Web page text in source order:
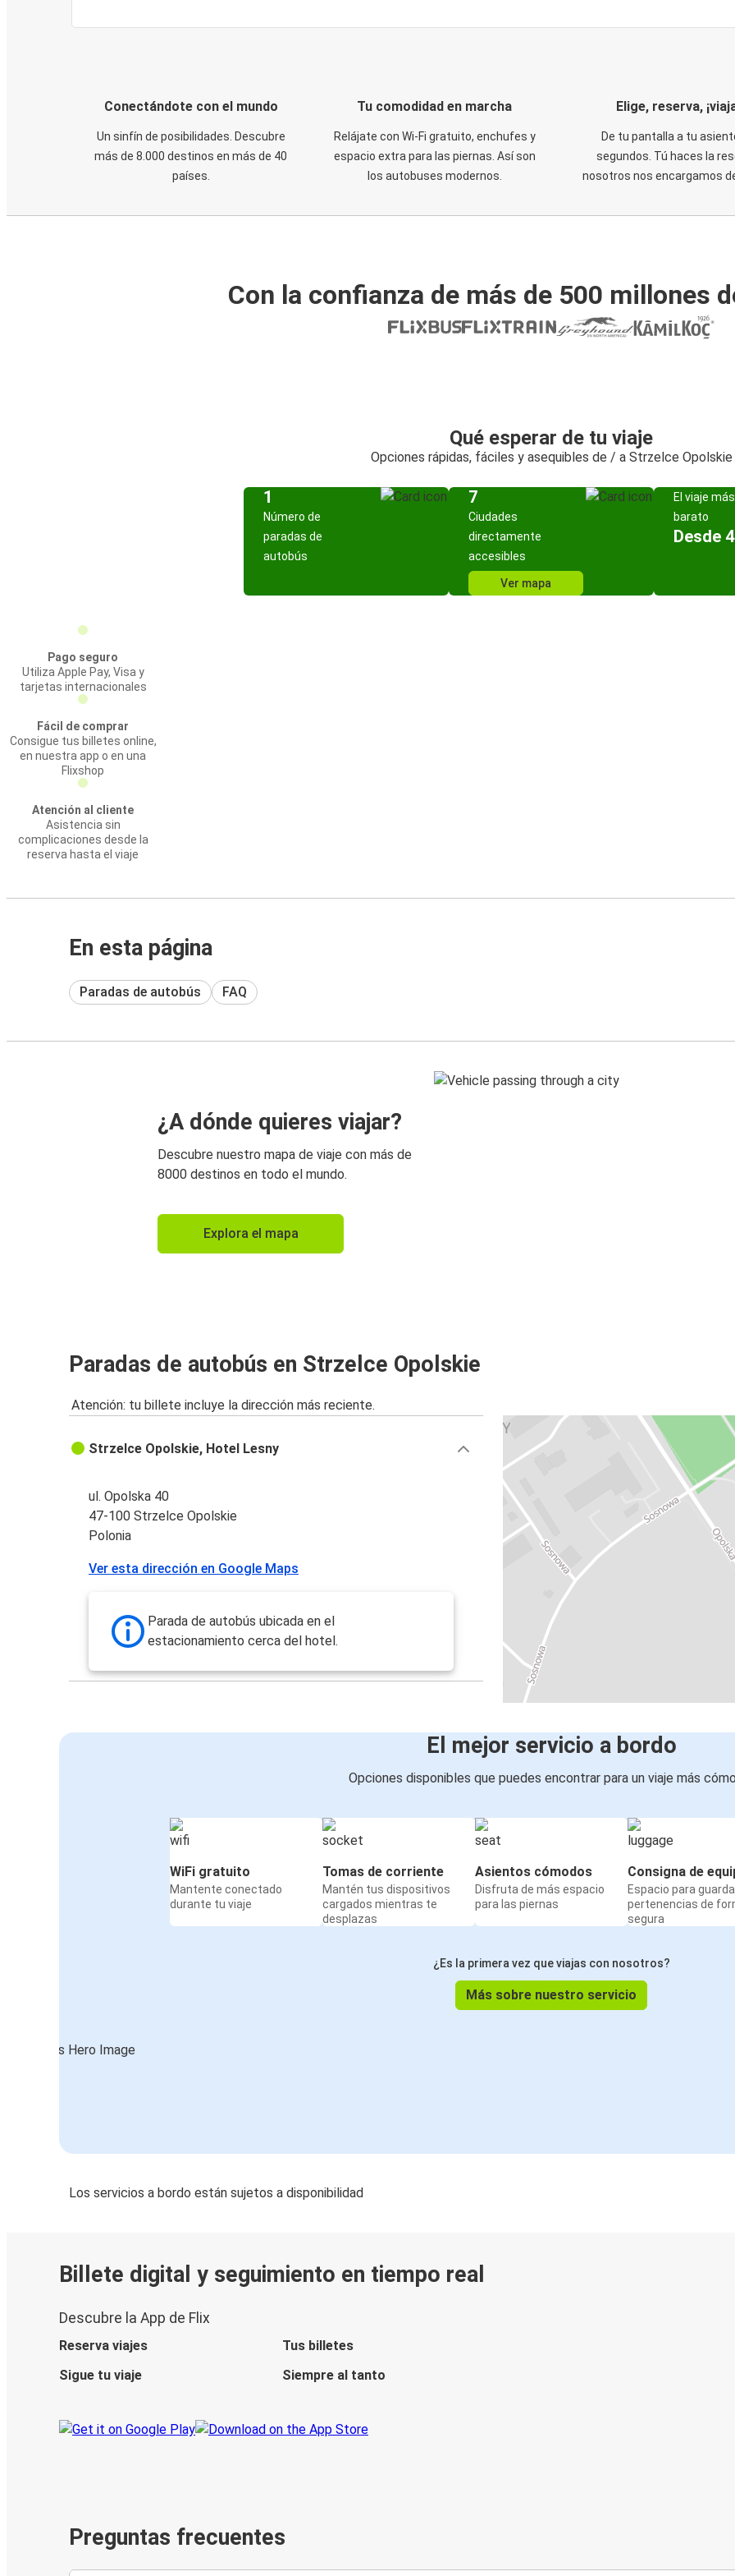
Conectándote con el mundo
Un sinfín de posibilidades. Descubre
más de 8.000 destinos en más de 40
países.
Tu comodidad en marcha
Relájate con Wi-Fi gratuito, enchufes y
espacio extra para las piernas. Así son
los autobuses modernos.
Elige, reserva,
De tu pantalla a tu
segundos. Tú haces la
nosotros nos encargamos
Con la confianza de más de 500 millones
Qué esperar de tu viaje
Opciones rápidas, fáciles y asequibles de / a Strzelce Opolskie
1
Número de
paradas de
autobús
7
Ciudades
directamente
accesibles
Ver mapa
El viaje más
barato
Desde
Pago seguro
Utiliza Apple Pay, Visa y
tarjetas internacionales
Fácil de comprar
Consigue tus billetes online,
en nuestra app o en una
Flixshop
Atención al cliente
Asistencia sin
complicaciones desde la
reserva hasta el viaje
En esta página
Paradas de autobús FAQ
¿A dónde quieres viajar?
Descubre nuestro mapa de viaje con más de
8000 destinos en todo el mundo.
Explora el mapa
Paradas de autobús en Strzelce Opolskie
Atención: tu billete incluye la dirección más reciente.
Strzelce Opolskie, Hotel Lesny
ul. Opolska 40
47-100 Strzelce Opolskie
Polonia
Ver esta dirección en Google Maps
Parada de autobús ubicada en el
estacionamiento cerca del hotel.
El mejor servicio a bordo
Opciones disponibles que puedes encontrar para un viaje más
WiFi gratuito
Mantente conectado
durante tu viaje
Tomas de corriente
Mantén tus dispositivos
cargados mientras te
desplazas
Asientos cómodos
Disfruta de más espacio
para las piernas
Consigna de
Espacio para
pertenencias de
segura
¿Es la primera vez que viajas con nosotros?
Más sobre nuestro servicio
Los servicios a bordo están sujetos a disponibilidad
Billete digital y seguimiento en tiempo real
Descubre la App de Flix
Reserva viajes
Tus billetes
Sigue tu viaje
Siempre al tanto
Preguntas frecuentes